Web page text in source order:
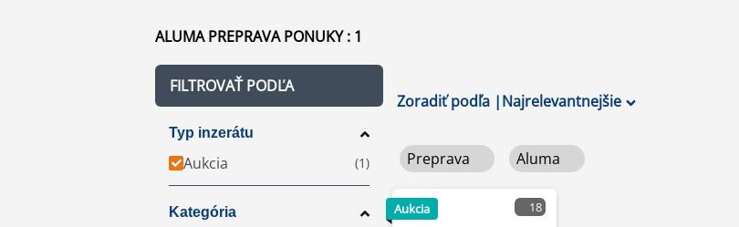
ALUMA PREPRAVA PONUKY : 1
FILTROVAŤ PODĽA
Typ inzerátu
Aukcia
Kategória
Zoradiť podľa |Najrelevantnejšie
Preprava Aluma
18
Aukcia